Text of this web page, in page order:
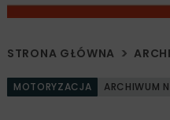
STRONA GŁÓWNA
MOTORYZACJA ARCHIWUM